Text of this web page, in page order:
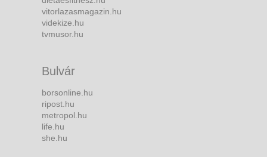
vitorlazasmagazin.hu
videkize.hu
tvmusor.hu
Bulvár
borsonline.hu
ripost.hu
metropol.hu
life.hu
she.hu